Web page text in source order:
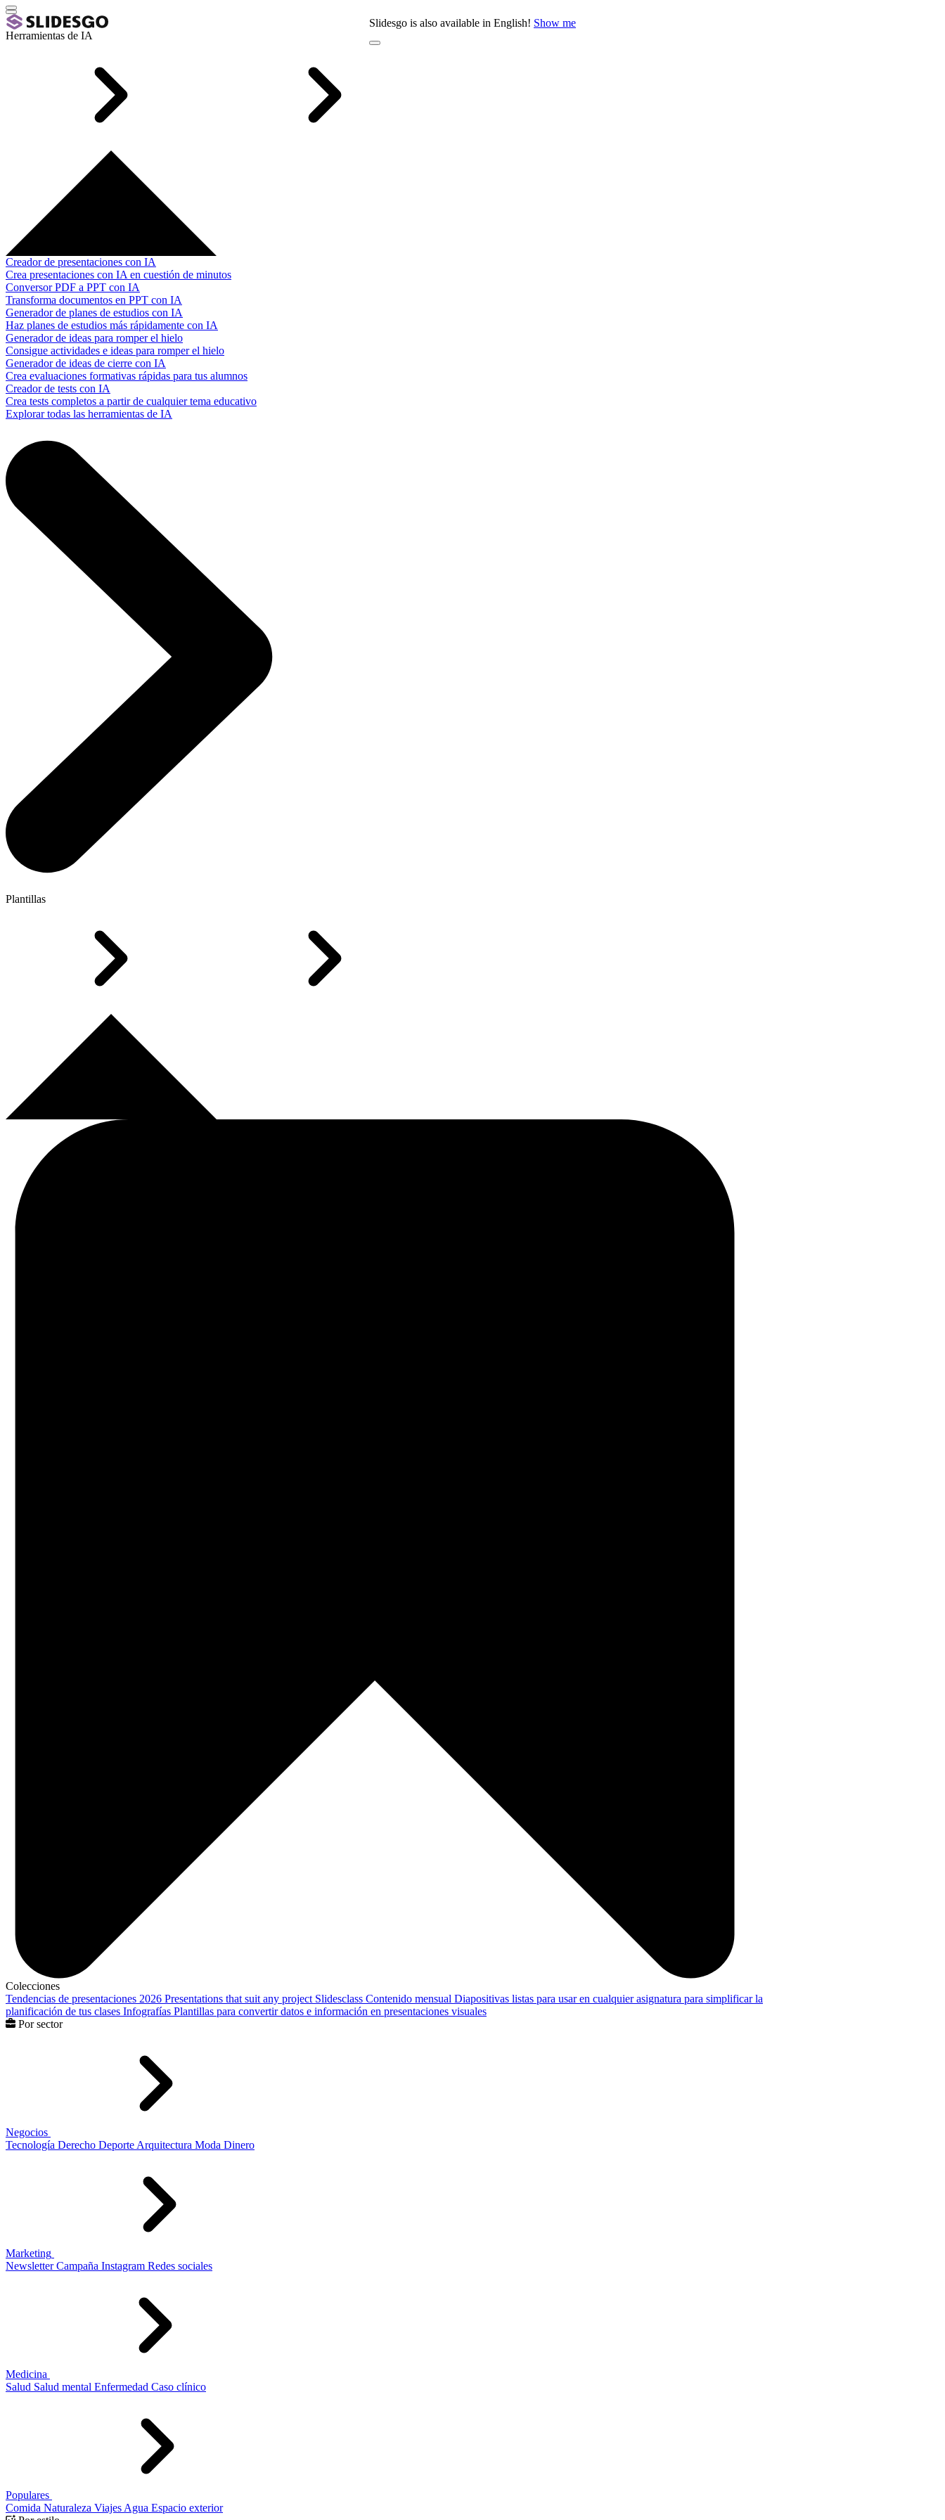
Slidesgo is also available in English! Show me
Herramientas de IA
Creador de presentaciones con IA
Crea presentaciones con IA en cuestión de minutos
Conversor PDF a PPT con IA
Transforma documentos en PPT con IA
Generador de planes de estudios con IA
Haz planes de estudios más rápidamente con IA
Generador de ideas para romper el hielo
Consigue actividades e ideas para romper el hielo
Generador de ideas de cierre con IA
Crea evaluaciones formativas rápidas para tus alumnos
Creador de tests con IA
Crea tests completos a partir de cualquier tema educativo
Explorar todas las herramientas de IA
Plantillas
Colecciones
Tendencias de presentaciones 2026 Presentations that suit any project Slidesclass Contenido mensual Diapositivas listas para usar en cualquier asignatura para simplificar la
planificación de tus clases Infografías Plantillas para convertir datos e información en presentaciones visuales
Por sector
Negocios
Tecnología Derecho Deporte Arquitectura Moda Dinero
Marketing
Newsletter Campaña Instagram Redes sociales
Medicina
Salud Salud mental Enfermedad Caso clínico
Populares
Comida Naturaleza Viajes Agua Espacio exterior